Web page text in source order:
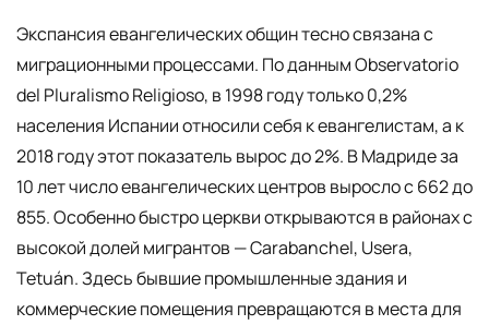
Экспансия евангелических общин тесно связана с
миграционными процессами. По данным Observatorio
del Pluralismo Religioso, в 1998 году только 0,2%
населения Испании относили себя к евангелистам, а к
2018 году этот показатель вырос до 2%. В Мадриде за
10 лет число евангелических центров выросло с 662 до
855. Особенно быстро церкви открываются в районах с
высокой долей мигрантов — Carabanchel, Usera,
Tetuán. Здесь бывшие промышленные здания и
коммерческие помещения превращаются в места для